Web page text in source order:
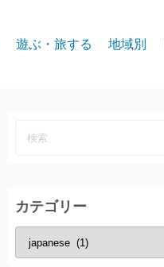
遊ぶ・旅する 地域別
タホー湖
カテゴリー
テ